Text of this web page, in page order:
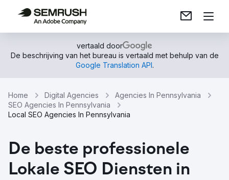
vertaald door
De beschrijving van het bureau is vertaald met behulp van de
Google Translation API.
Home Digital Agencies
Agencies In Pennsylvania
SEO Agencies In Pennsylvania
Local SEO Agencies In Pennsylvania
De beste professionele
Lokale SEO Diensten in